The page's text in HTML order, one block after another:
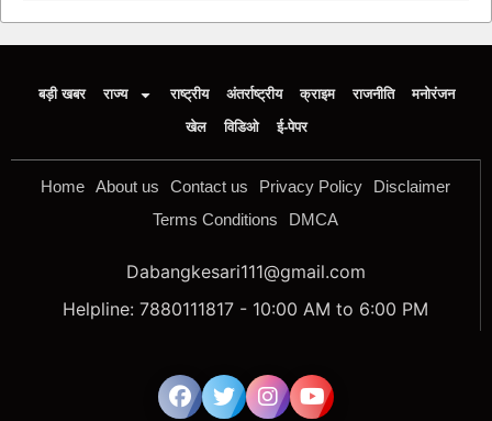
बड़ी खबर राज्य राष्ट्रीय अंतर्राष्ट्रीय क्राइम राजनीति
मनोरंजन
खेल
विडिओ ई-पेपर
Home About us Contact us Privacy Policy
Disclaimer
Terms Conditions
DMCA
Dabangkesari111@gmail.com
Helpline: 7880111817 - 10:00 AM to 6:00 PM